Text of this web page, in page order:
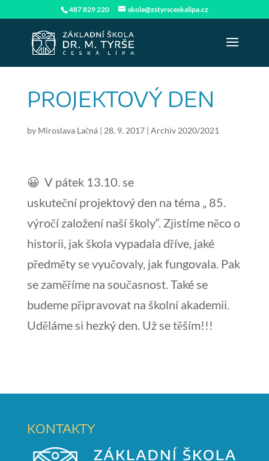
487 829 220 skola@zstyrsceskalipa.cz
PROJEKTOVÝ DEN
by Miroslava Lačná| 28. 9. 2017| Archiv 2020/2021
😀 V pátek 13.10. se
uskuteční projektový den na téma „ 85.
výročí založení naší školy“. Zjistíme něco o
historii, jak škola vypadala dříve, jaké
předměty se vyučovaly, jak fungovala. Pak
se zaměříme na současnost. Také se
budeme připravovat na školní akademii.
Uděláme si hezký den. Už se těším!!!
KONTAKTY